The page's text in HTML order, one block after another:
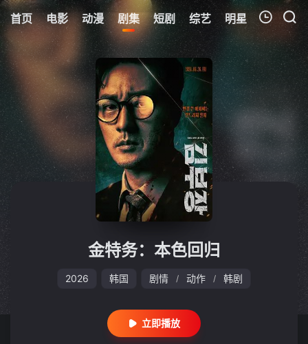
首页 电影 动漫 剧集 短剧 综艺 明星 周表
我的观影记录
暂无观看影片的记录
金特务：本色回归
2026 韩国 剧情 / 动作 / 韩剧
立即播放